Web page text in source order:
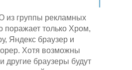
из группы рекламных
поражает только Хром,
Яндекс браузер и
Хотя возможны
другие браузеры будут